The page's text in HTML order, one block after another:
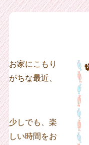
お家にこもり
がちな最近、
少しでも、楽
しい時間をお